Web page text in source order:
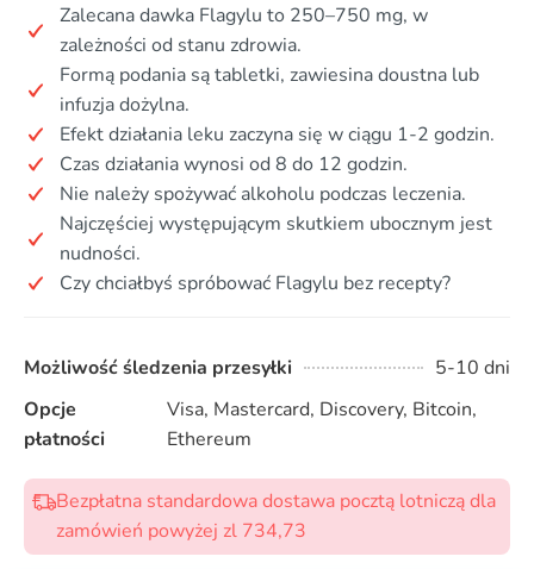
Zalecana dawka Flagylu to 250–750 mg, w
zależności od stanu zdrowia.
Formą podania są tabletki, zawiesina doustna lub
infuzja dożylna.
Efekt działania leku zaczyna się w ciągu 1-2 godzin.
Czas działania wynosi od 8 do 12 godzin.
Nie należy spożywać alkoholu podczas leczenia.
Najczęściej występującym skutkiem ubocznym jest
nudności.
Czy chciałbyś spróbować Flagylu bez recepty?
Możliwość śledzenia przesyłki
5-10 dni
Opcje
płatności
Visa, Mastercard, Discovery, Bitcoin,
Ethereum
Bezpłatna standardowa dostawa pocztą lotniczą dla
zamówień powyżej zl 734,73